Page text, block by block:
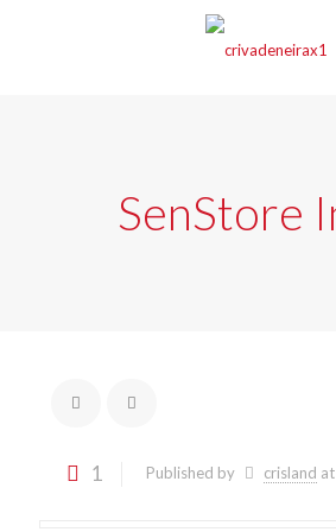
SenStore
1 Published by crisland at